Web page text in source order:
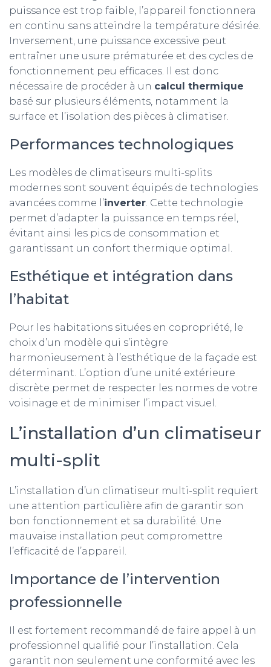
puissance est trop faible, l’appareil fonctionnera
en continu sans atteindre la température désirée.
Inversement, une puissance excessive peut
entraîner une usure prématurée et des cycles de
fonctionnement peu efficaces. Il est donc
nécessaire de procéder à un calcul thermique
basé sur plusieurs éléments, notamment la
surface et l’isolation des pièces à climatiser.
Performances technologiques
Les modèles de climatiseurs multi-splits
modernes sont souvent équipés de technologies
avancées comme l’inverter. Cette technologie
permet d’adapter la puissance en temps réel,
évitant ainsi les pics de consommation et
garantissant un confort thermique optimal.
Esthétique et intégration dans
l’habitat
Pour les habitations situées en copropriété, le
choix d’un modèle qui s’intègre
harmonieusement à l’esthétique de la façade est
déterminant. L’option d’une unité extérieure
discrète permet de respecter les normes de votre
voisinage et de minimiser l’impact visuel.
L’installation d’un climatiseur
multi-split
L’installation d’un climatiseur multi-split requiert
une attention particulière afin de garantir son
bon fonctionnement et sa durabilité. Une
mauvaise installation peut compromettre
l’efficacité de l’appareil.
Importance de l’intervention
professionnelle
Il est fortement recommandé de faire appel à un
professionnel qualifié pour l’installation. Cela
garantit non seulement une conformité avec les